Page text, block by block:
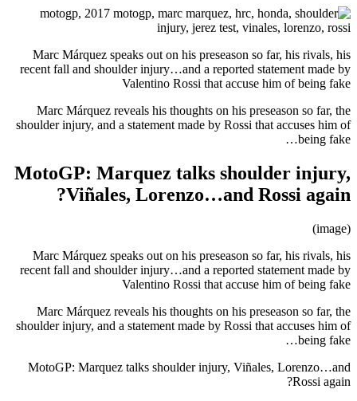
Marc Márquez speaks out on his preseason so far, his rivals, his
recent fall and shoulder injury…and a reported statement made by
Valentino Rossi that accuse him of being fake
Marc Márquez reveals his thoughts on his preseason so far, the
shoulder injury, and a statement made by Rossi that accuses him of
being fake…
MotoGP: Marquez talks shoulder injury,
Viñales, Lorenzo…and Rossi again?
(image)
Marc Márquez speaks out on his preseason so far, his rivals, his
recent fall and shoulder injury…and a reported statement made by
Valentino Rossi that accuse him of being fake
Marc Márquez reveals his thoughts on his preseason so far, the
shoulder injury, and a statement made by Rossi that accuses him of
being fake…
MotoGP: Marquez talks shoulder injury, Viñales, Lorenzo…and
Rossi again?